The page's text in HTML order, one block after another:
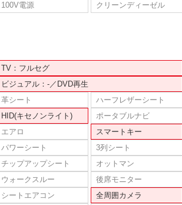
100V電源
クリーンディーゼル
TV：フルセグ
ビジュアル：-／DVD再生
革シート
ハーフレザーシート
HID(キセノンライト)
ポータブルナビ
エアロ
スマートキー
パワーシート
3列シート
チップアップシート
オットマン
ウォークスルー
後席モニター
シートエアコン
全周囲カメラ